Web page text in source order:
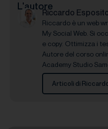
L'autore
Riccardo
Riccardo è un web
My Social Web. Si
e copy. Ottimizza i
Autore del corso
Academy Studio
Articoli di